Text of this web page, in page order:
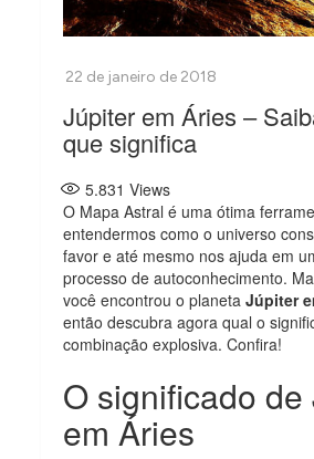
Júpiter em Áries –
que significa
5.831 Views
O Mapa Astral é uma ótima
entendermos como o universo
favor e até mesmo nos ajuda em
processo de autoconhecimento.
você encontrou o planetaJúpiter
então descubra agora qual o
combinação explosiva. Confira!
O significado
em Áries